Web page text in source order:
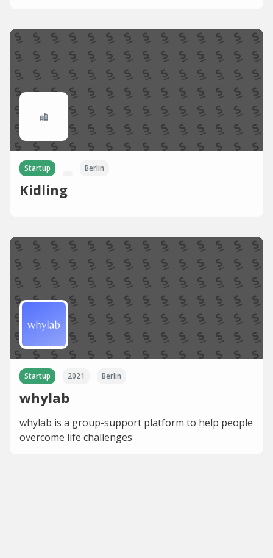
Startup Berlin
Kidling
Startup 2021 Berlin
whylab
whylab is a group-support platform to help people
overcome life challenges